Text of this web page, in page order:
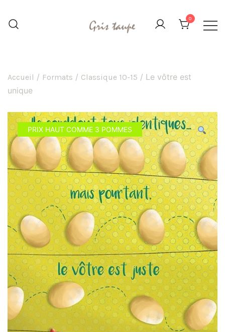
contenu
0
Accueil / Formats / Classique 10-15 / Le vôtre est
unique
PRIX HAUT COMME 3 POMMES